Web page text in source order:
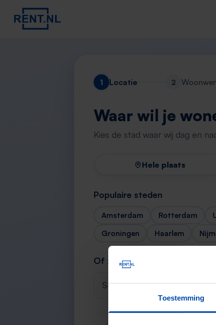
Toestemming
1 Locatie 2
Waar wil je
Kies de stad waar wij dag en
Hele plaats
Populaire steden
Amsterdam Rotterdam
Groningen
Haarlem
Of zoek je stad
Selecteer een plaats